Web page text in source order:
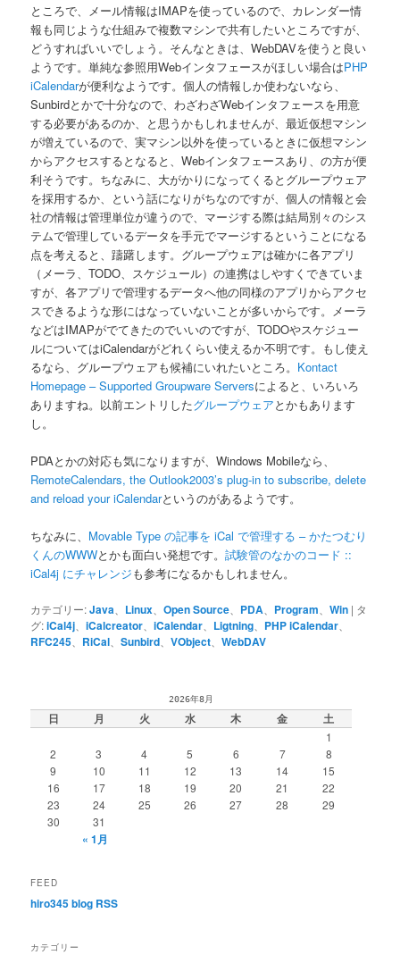
ところで、メール情報はIMAPを使っているので、カレンダー情
報も同じような仕組みで複数マシンで共有したいところですが、
どうすればいいでしょう。そんなときは、WebDAVを使うと良い
ようです。単純な参照用Webインタフェースがほしい場合はPHP
iCalendarが便利なようです。個人の情報しか使わないなら、
Sunbirdとかで十分なので、わざわざWebインタフェースを用意
する必要があるのか、と思うかもしれませんが、最近仮想マシン
が増えているので、実マシン以外を使っているときに仮想マシン
からアクセスするとなると、Webインタフェースあり、の方が便
利そうです。ちなみに、大がかりになってくるとグループウェア
を採用するか、という話になりがちなのですが、個人の情報と会
社の情報は管理単位が違うので、マージする際は結局別々のシス
テムで管理しているデータを手元でマージするということになる
点を考えると、躊躇します。グループウェアは確かに各アプリ
（メーラ、TODO、スケジュール）の連携はしやすくできていま
すが、各アプリで管理するデータへ他の同様のアプリからアクセ
スできるような形にはなっていないことが多いからです。メーラ
などはIMAPがでてきたのでいいのですが、TODOやスケジュー
ルについてはiCalendarがどれくらい使えるか不明です。もし使え
るなら、グループウェアも候補にいれたいところ。 Kontact
Homepage – Supported Groupware Serversによると、いろいろ
ありますね。以前エントリしたグループウェアとかもあります
し。
PDAとかの対応も気になりますが、Windows Mobileなら、
RemoteCalendars, the Outlook2003’s plug-in to subscribe, delete
and reload your iCalendarというのがあるようです。
ちなみに、 Movable Type の記事を iCal で管理する – かたつむり
くんのWWWとかも面白い発想です。試験管のなかのコード ::
iCal4j にチャレンジも参考になるかもしれません。
カテゴリー:Java Linux 、Open Source PDA Program 、Win | タ
グ:iCal4j 、iCalcreator 、iCalendar Ligtning PHP iCalendar
RFC245 RiCal 、Sunbird 、VObject 、WebDAV
2026年8月
日 月 火 水 木 金 土
1
2
3 4 5 6 7
8
9
10 11 12 13 14
15
16
17 18 19 20 21
22
23
24 25 26 27 28
29
30
31
« 1月
FEED
hiro345 blog RSS
カテゴリー